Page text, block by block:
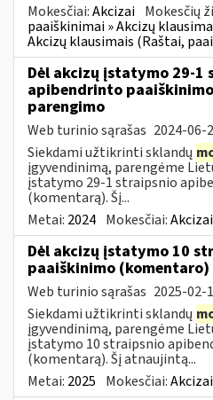
Mokesčiai:Akcizai Mokesčių
paaiškinimai » Akcizų
Akcizų klausimais (Raštai,
Dėl akcizų įstatymo 29-1
apibendrinto
parengimo
Web turinio sąrašas 2024-06-
Siekdami užtikrinti sklandų
įgyvendinimą, parengėme
įstatymo 29-1 straipsnio
(komentarą). Šį...
Metai: 2024 Mokesčiai:Akcizai
Dėl akcizų įstatymo 10
paaiškinimo
Web turinio sąrašas 2025-02-
Siekdami užtikrinti sklandų
įgyvendinimą, parengėme
įstatymo 10 straipsnio
(komentarą). Šį atnaujintą...
Metai: 2025 Mokesčiai:Akcizai